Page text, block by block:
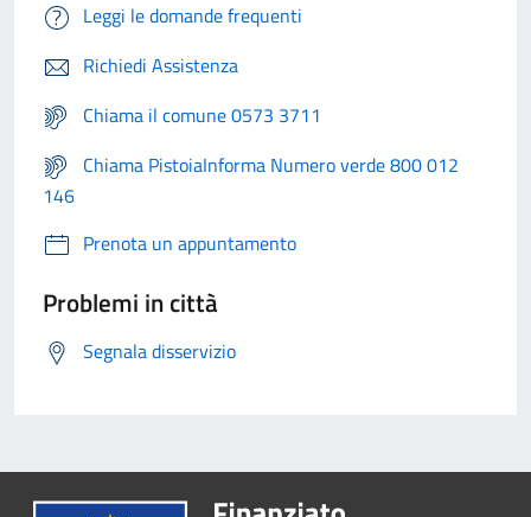
Leggi le domande frequenti
Richiedi Assistenza
Chiama il comune 0573 3711
Chiama PistoiaInforma Numero verde 800 012
146
Prenota un appuntamento
Problemi in città
Segnala disservizio